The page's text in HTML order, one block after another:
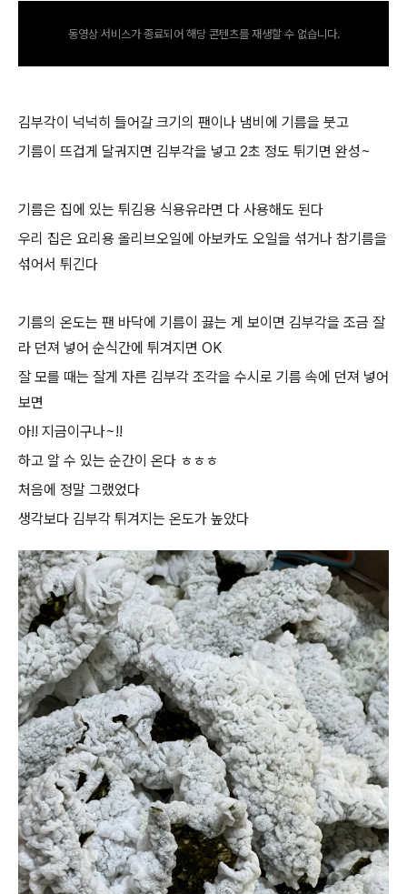
동영상 서비스가 종료되어 해당 콘텐츠를 재생할 수 없습니다.
김부각이 넉넉히 들어갈 크기의 팬이나 냄비에 기름을 붓고
기름이 뜨겁게 달궈지면 김부각을 넣고 2초 정도 튀기면 완성~
기름은 집에 있는 튀김용 식용유라면 다 사용해도 된다
우리 집은 요리용 올리브오일에 아보카도 오일을 섞거나 참기름을
섞어서 튀긴다
기름의 온도는 팬 바닥에 기름이 끓는 게 보이면 김부각을 조금 잘
라 던져 넣어 순식간에 튀겨지면 OK
잘 모를 때는 잘게 자른 김부각 조각을 수시로 기름 속에 던져 넣어
보면
아!! 지금이구나~!!
하고 알 수 있는 순간이 온다 ㅎㅎㅎ
처음에 정말 그랬었다
생각보다 김부각 튀겨지는 온도가 높았다